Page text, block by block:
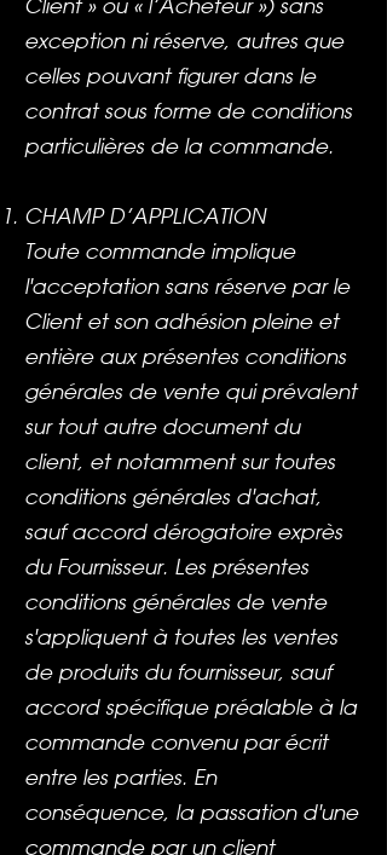
Client » ou « l’Acheteur ») sans
exception ni réserve, autres que
celles pouvant figurer dans le
contrat sous forme de conditions
particulières de la commande.
CHAMP D’APPLICATION
Toute commande implique
l'acceptation sans réserve par le
Client et son adhésion pleine et
entière aux présentes conditions
générales de vente qui prévalent
sur tout autre document du
client, et notamment sur toutes
conditions générales d'achat,
sauf accord dérogatoire exprès
du Fournisseur. Les présentes
conditions générales de vente
s'appliquent à toutes les ventes
de produits du fournisseur, sauf
accord spécifique préalable à la
commande convenu par écrit
entre les parties. En
conséquence, la passation d'une
commande par un client